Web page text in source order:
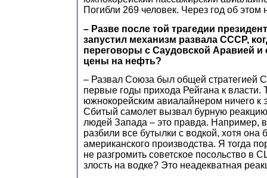
Погибли 269 человек. Через год об этом
– Разве после той трагедии
запустил механизм развала СССР,
переговоры с Саудовской Аравией
цены на нефть?
– Развал Союза был общей стратегией
первые годы прихода Рейгана к власти.
южнокорейским авиалайнером ничего к
Сбитый самолет вызвал бурную
людей Запада – это правда. Например,
разбили все бутылки с водкой, хотя она
американского производства. Я тогда
не разгромить советское посольство
злость на водке? Это неадекватная